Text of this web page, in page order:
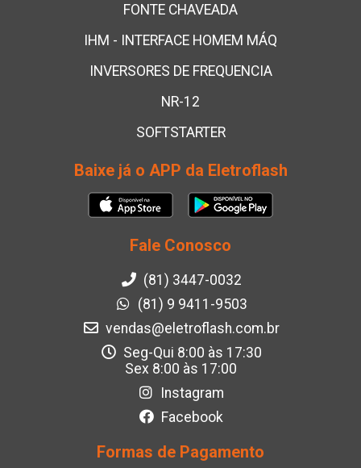
FONTE CHAVEADA
IHM - INTERFACE HOMEM MÁQ
INVERSORES DE FREQUENCIA
NR-12
SOFTSTARTER
Baixe já o APP da Eletroflash
Fale Conosco
(81) 3447-0032
(81) 9 9411-9503
vendas@eletroflash.com.br
Seg-Qui 8:00 às 17:30
Sex 8:00 às 17:00
Instagram
Facebook
Formas de Pagamento